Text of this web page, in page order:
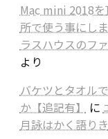
Mac mini 2018
所で使う事にし
ラスハウスのフ
より
バケツとタオル
か【追記有】
に
月詠はかく語りき